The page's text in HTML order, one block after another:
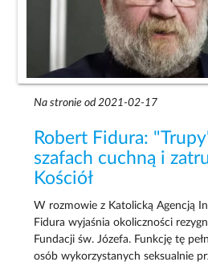
Na stronie od 2021-02-17
Robert Fidura:
szafach cuchną i
Kościół
W rozmowie z Katolicką Agencją
Fidura wyjaśnia okoliczności
Fundacji św. Józefa. Funkcję tę
osób wykorzystanych seksualnie